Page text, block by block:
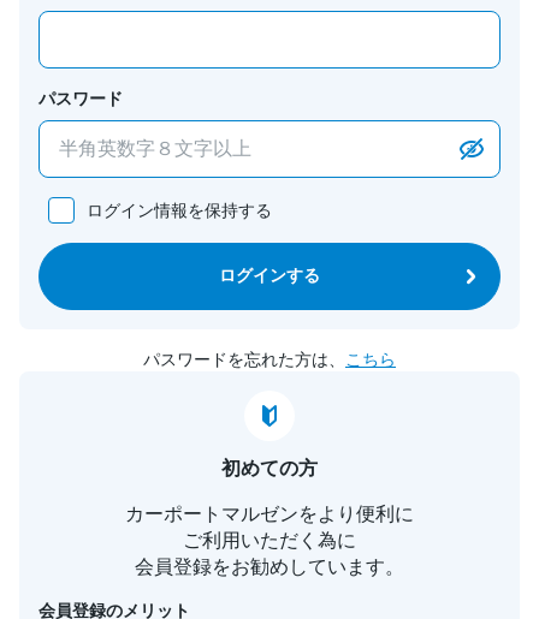
パスワード
ログイン情報を保持する
ログインする
パスワードを忘れた方は、 こちら
初めての方
カーポートマルゼンをより便利に
ご利用いただく為に
会員登録をお勧めしています。
会員登録のメリット